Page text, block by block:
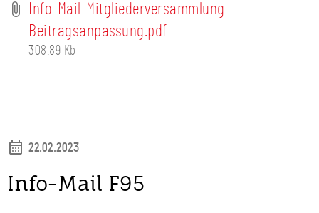
Info-Mail-Mitgliederversammlung-
Beitragsanpassung.pdf
308.89 Kb
22.02.2023
Info-Mail F95